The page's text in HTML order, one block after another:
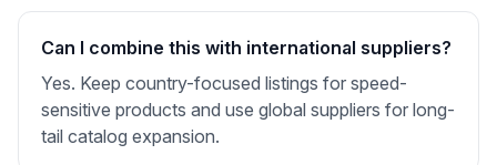
Can I combine this with international suppliers?
Yes. Keep country-focused listings for speed-
sensitive products and use global suppliers for long-
tail catalog expansion.